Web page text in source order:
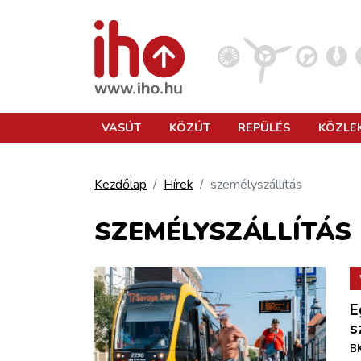
REPÜLÉS
KÖZLEKEDÉSFEJLESZTÉS
ELLÁTÁSI LÁNC
VASÚT KÖZÚT REPÜLÉS
Kezdőlap Hírek személyszállítás
SZEMÉLYSZÁLLÍTÁS